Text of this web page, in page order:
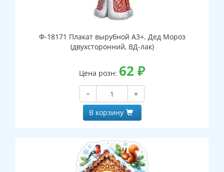
Ф-18171 Плакат вырубной А3+. Дед Мороз
(двухсторонний, ВД-лак)
Цена розн: 62 ₽
−
+
В корзину